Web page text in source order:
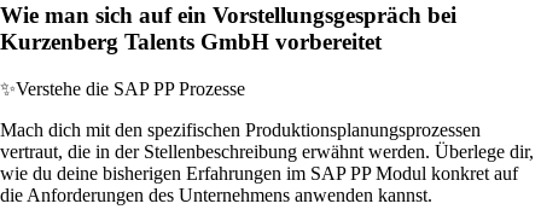
Wie man sich auf ein Vorstellungsgespräch bei
Kurzenberg Talents GmbH vorbereitet
✨Verstehe die SAP PP Prozesse
Mach dich mit den spezifischen Produktionsplanungsprozessen
vertraut, die in der Stellenbeschreibung erwähnt werden. Überlege dir,
wie du deine bisherigen Erfahrungen im SAP PP Modul konkret auf
die Anforderungen des Unternehmens anwenden kannst.